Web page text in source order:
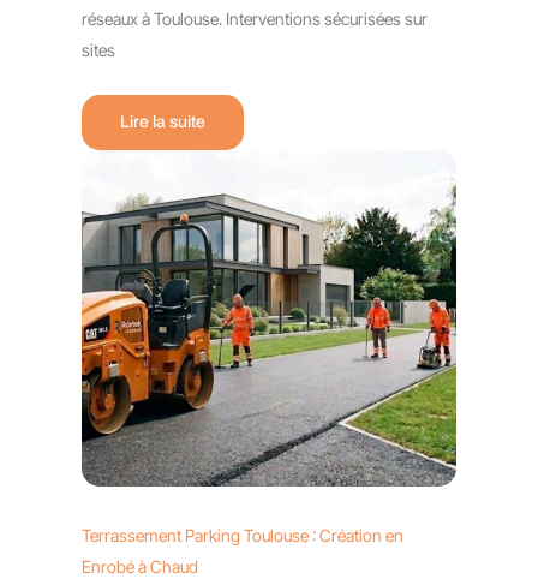
réseaux à Toulouse. Interventions sécurisées sur
sites
Lire la suite
Terrassement Parking Toulouse : Création en
Enrobé à Chaud